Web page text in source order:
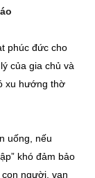
phúc đức cho
của gia chủ và
xu hướng thờ
uống, nếu
khó đảm bảo
người, vạn